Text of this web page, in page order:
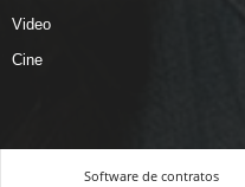
Video
Cine
Software de contratos